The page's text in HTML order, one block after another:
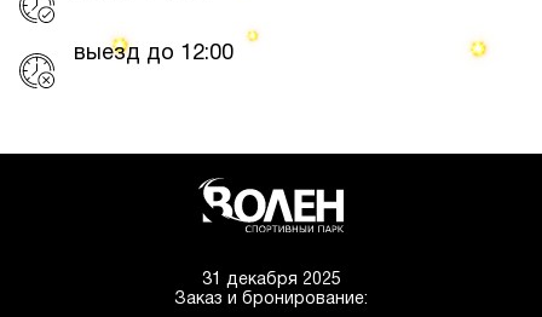
выезд до 12:00
31 декабря 2025
Заказ и бронирование: